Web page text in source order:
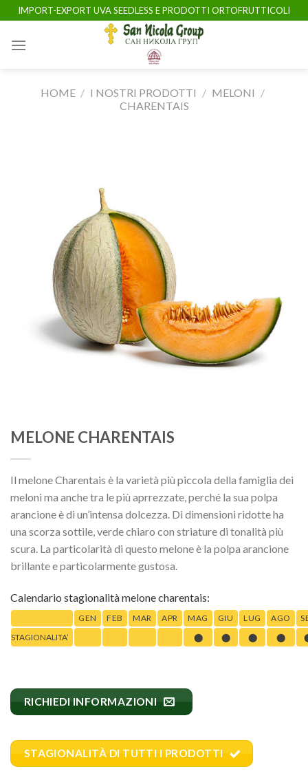
Skip
to
content
IMPORT-EXPORT UVA SEEDLESS E PRODOTTI ORTOFRUTTICOLI
HOME / I NOSTRI PRODOTTI / MELONI /
CHARENTAIS
MELONE CHARENTAIS
Il melone Charentais è la varietà più piccola della famiglia dei
meloni ma anche tra le più aprrezzate, perché la sua polpa
arancione è di un’intensa dolcezza. Di dimensioni ridotte ha
una scorza sottile, verde chiaro con striature di tonalità più
scura. La particolarità di questo melone è la polpa arancione
brillante e particolarmente gustosa.
Calendario stagionalità melone charentais:
GEN FEB MAR APR MAG GIU LUG AGO
STAGIONALITA’
⬤ ⬤ ⬤ ⬤
RICHIEDI INFORMAZIONI
STAGIONALITÀ DI TUTTI I PRODOTTI